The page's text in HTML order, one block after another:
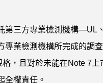
第三方專業檢測機構—UL
專業檢測機構所完成的調
，且對於未能在Note 7
全權責任。